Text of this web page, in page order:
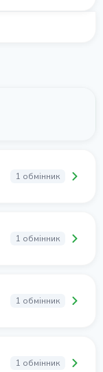
1 обмінник
1 обмінник
1 обмінник
1 обмінник